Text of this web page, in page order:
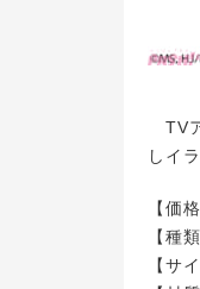
TV
しイ
【価
【種
【サ